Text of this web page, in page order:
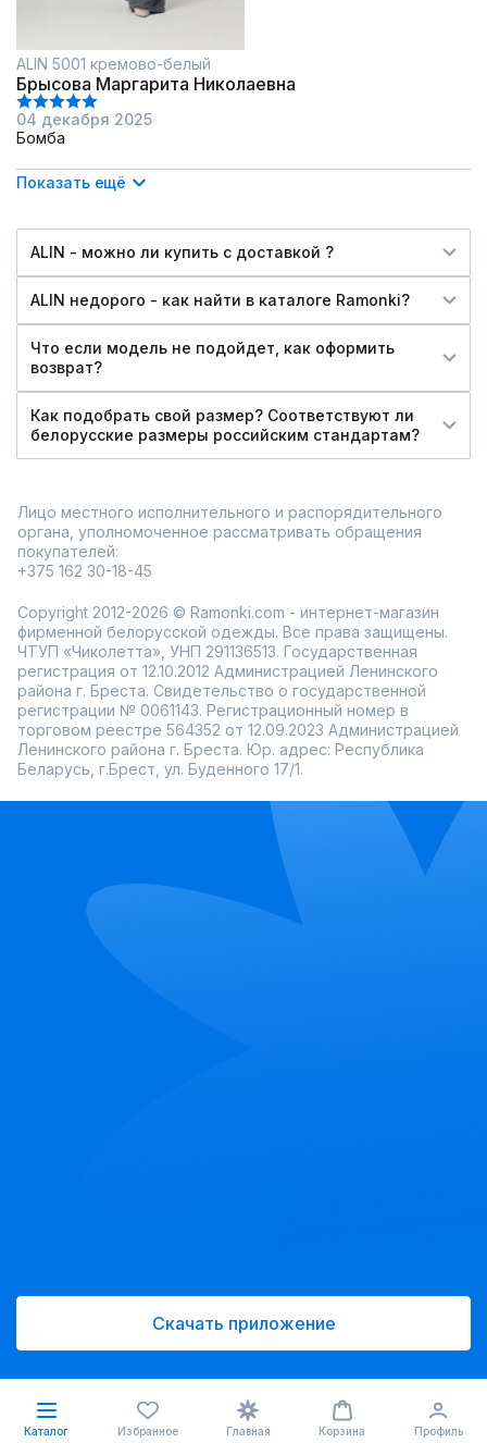
ALIN 5001 кремово-белый
Брысова Маргарита Николаевна
04 декабря 2025
Бомба
Показать ещё
ALIN - можно ли купить c доставкой ?
ALIN недорого - как найти в каталоге Ramonki?
Что если модель не подойдет, как оформить
возврат?
Как подобрать свой размер? Соответствуют ли
белорусские размеры российским стандартам?
Лицо местного исполнительного и распорядительного
органа, уполномоченное рассматривать обращения
покупателей:
+375 162 30-18-45
Copyright 2012-2026 © Ramonki.com - интернет-магазин
фирменной белорусской одежды. Все права защищены.
ЧТУП «Чиколетта», УНП 291136513. Государственная
регистрация от 12.10.2012 Администрацией Ленинского
района г. Бреста. Свидетельство о государственной
регистрации № 0061143. Регистрационный номер в
торговом реестре 564352 от 12.09.2023 Администрацией
Ленинского района г. Бреста. Юр. адрес: Республика
Беларусь, г.Брест, ул. Буденного 17/1.
Скачать приложение
Каталог Избранное Главная Корзина Профиль